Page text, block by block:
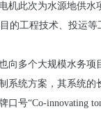
机此次为水源地供
的工程技术、投运等
向多个大规模水务项
系统方案，其系统的
号“Co-innovating